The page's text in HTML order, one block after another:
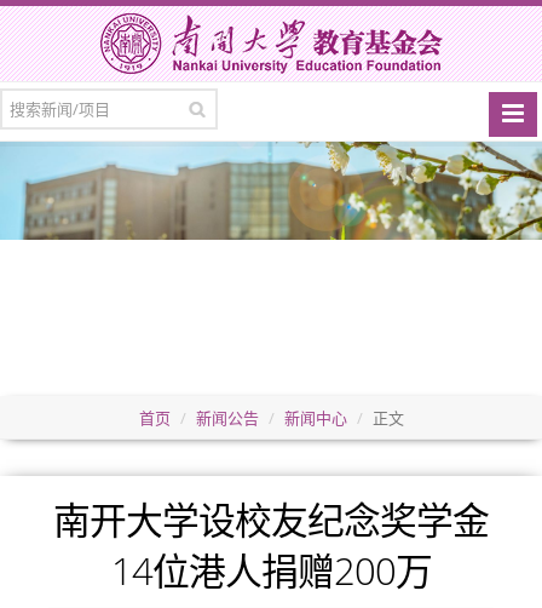
首页 新闻公告 新闻中心 正文
南开大学设校友纪念奖学金
14位港人捐赠200万